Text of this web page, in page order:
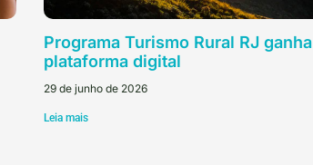
Programa Turismo Rural RJ ganha
plataforma digital
29 de junho de 2026
Leia mais